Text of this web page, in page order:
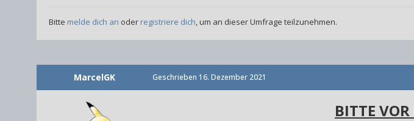
Bitte melde dich an oder registriere dich, um an dieser Umfrage teilzunehmen.
MarcelGK Geschrieben 16. Dezember 2021
BITTE